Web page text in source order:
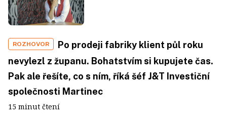
ROZHOVOR
Po prodeji fabriky klient půl roku
nevylezl z županu. Bohatstvím si kupujete čas.
Pak ale řešíte, co s ním, říká šéf J&T Investiční
společnosti Martinec
15 minut čtení